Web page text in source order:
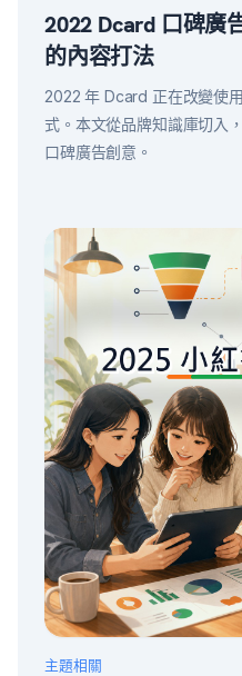
2022 Dcard 口碑廣
的內容打法
2022 年 Dcard 正在改變使
式。本文從品牌知識庫切入
口碑廣告創意。
主題相關